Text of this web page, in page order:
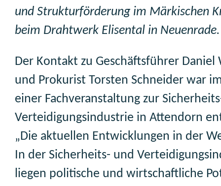
und Strukturförderung im Märkischen
beim Drahtwerk Elisental in Neuenrade.
Der Kontakt zu Geschäftsführer Daniel
und Prokurist Torsten Schneider war
einer Fachveranstaltung zur
Verteidigungsindustrie in Attendorn
„Die aktuellen Entwicklungen in der
In der Sicherheits- und
liegen politische und wirtschaftliche